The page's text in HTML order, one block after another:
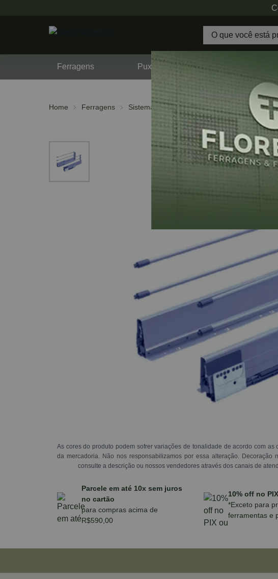
Ferragens Puxadores
Home Ferragens Sistemas de Gavetas
As cores do produto podem sofrer variações de tonalidade de acordo com
da mercadoria. Não nos responsabilizamos por essa alteração.
consulte a descrição ou nossos vendedores através dos canais de
Parcele em até 10x sem juros
no cartão
para compras acima de
R$590,00
10% off no
*Exceto para
ferramentas e